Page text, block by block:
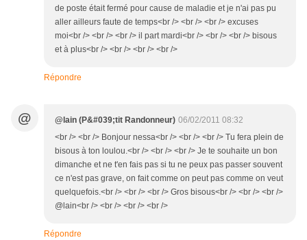
de poste était fermé pour cause de maladie et je n'ai pas pu
aller ailleurs faute de temps<br /> <br /> <br /> excuses
moi<br /> <br /> <br /> il part mardi<br /> <br /> <br /> bisous
et à plus<br /> <br /> <br /> <br />
Répondre
@ @lain (P&#039;tit Randonneur) 06/02/2011 08:32
<br /> <br /> Bonjour nessa<br /> <br /> <br /> Tu fera plein de
bisous à ton loulou.<br /> <br /> <br /> Je te souhaite un bon
dimanche et ne t'en fais pas si tu ne peux pas passer souvent
ce n'est pas grave, on fait comme on peut pas comme on veut
quelquefois.<br /> <br /> <br /> Gros bisous<br /> <br /> <br />
@lain<br /> <br /> <br /> <br />
Répondre